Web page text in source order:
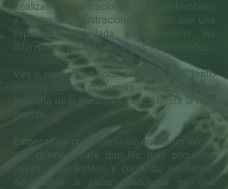
Realizamos explicaciones medioambientales
y hacemos demostraciones de vuelo con una
explicación detallada para conocer las
diferentes aves rapaces de los 5 continentes.
Vas a conocer un total de
tanto
diurnas como nocturnas. Desde la más
pequeña de la península ibérica hasta la más
Empezamos con el cernícalo
que es un ave de
150 gramos, para que los más pequeños
Aprenderás a saber reaccionar en una